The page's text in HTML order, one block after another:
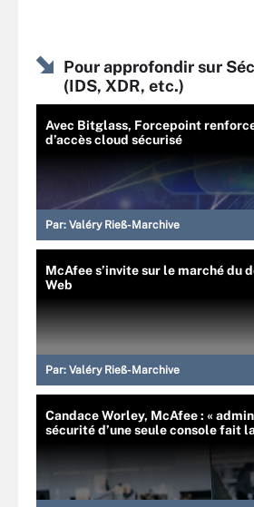
Pour approfondir sur
(IDS, XDR, etc.)
Avec Bitglass, Forcepoint
d’accès cloud sécurisé
Par: Valéry Rieß-Marchive
McAfee s’invite sur le marché du
Web
Par: Valéry Rieß-Marchive
Candace Worley, McAfee : «
sécurité d’une seule console fait